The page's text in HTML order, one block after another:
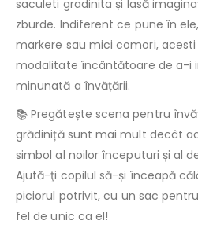
saculeti gradinita și lasă
zburde. Indiferent ce pune în
markere sau mici comori,
modalitate încântătoare de a-i
minunată a învățării.
📚 Pregătește scena pentru
grădiniță sunt mai mult decât
simbol al noilor începuturi și al
Ajută-ţi copilul să-și înceapă
piciorul potrivit, cu un sac
fel de unic ca el!